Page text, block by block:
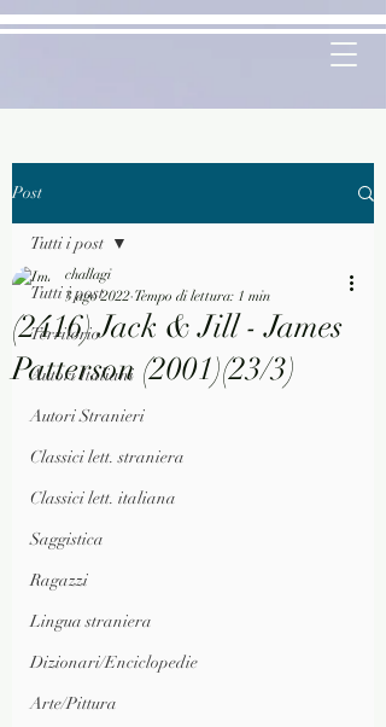
Post
Tutti i post
Territorio
Autori Italiani
Autori Stranieri
Classici lett. straniera
Classici lett. italiana
Saggistica
Ragazzi
Lingua straniera
Dizionari/Enciclopedie
Arte/Pittura
Tutti i post
(2416) Jack & Jill - James
Patterson (2001)(23/3)
challagi
3 ago 2022 Tempo di lettura: 1 min